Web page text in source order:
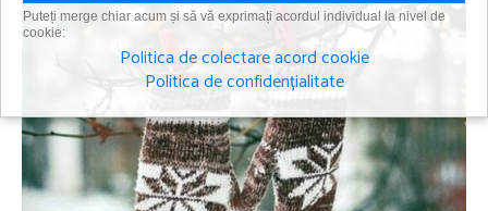
Puteți merge chiar acum și să vă exprimați acordul individual la nivel de
cookie:
Politica de colectare acord cookie
Politica de confidențialitate